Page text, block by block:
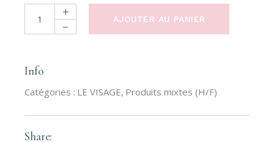
FREYJA - Baume protecteur onctueux quantity
AJOUTER AU PANIER
Info
Catégories : LE VISAGE, Produits mixtes (H/F)
Share: